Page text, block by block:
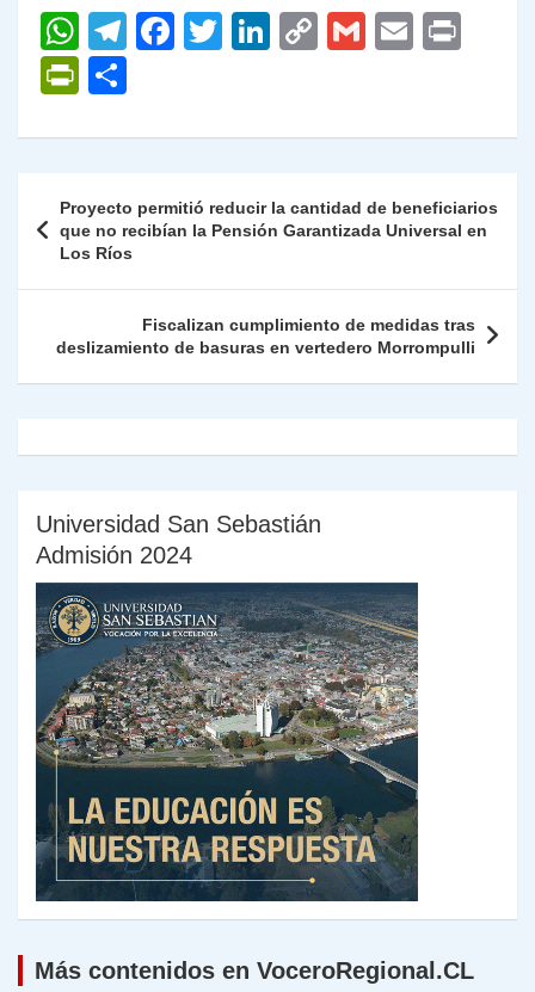
W
h
at
s
p
p
T
gr
m
F
e
o
k
T
er
Li
e
n
C
y
n
G
l
E
l
P
nt
ie
n
dl
y
m
ar
tir
de
entradas
Proyecto permitió reducir la cantidad de beneficiarios
que no recibían la Pensión Garantizada Universal en
Los Ríos
Fiscalizan cumplimiento de medidas tras
deslizamiento de basuras en vertedero Morrompulli
Universidad San Sebastián
Admisión 2024
Más contenidos en VoceroRegional.CL